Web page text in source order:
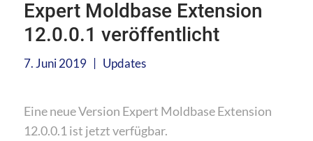
Expert Moldbase Extension
12.0.0.1 veröffentlicht
7. Juni 2019 | Updates
Eine neue Version Expert Moldbase Extension
12.0.0.1 ist jetzt verfügbar.